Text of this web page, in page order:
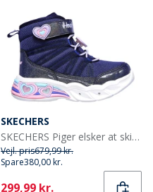
SKECHERS
SKECHERS Piger elsker at skinne sweetheart lys støvler Navy Lavender
Vejl. pris679,99 kr.
Spare380,00 kr.
Current
299,99 kr.